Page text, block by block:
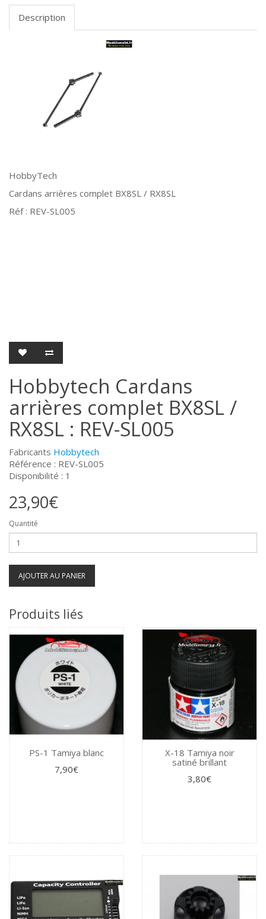
Description
HobbyTech
Cardans arrières complet BX8SL / RX8SL
Réf : REV-SL005
Hobbytech Cardans
arrières complet BX8SL /
RX8SL : REV-SL005
Fabricants Hobbytech
Référence : REV-SL005
Disponibilité : 1
23,90€
Quantité
AJOUTER AU PANIER
Produits liés
PS-1 Tamiya blanc
7,90€
X-18 Tamiya noir
satiné brillant
3,80€